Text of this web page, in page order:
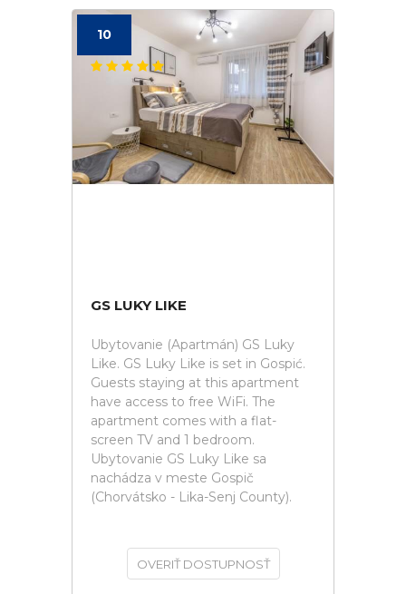
10
GS LUKY LIKE
Ubytovanie (Apartmán) GS Luky
Like. GS Luky Like is set in Gospić.
Guests staying at this apartment
have access to free WiFi. The
apartment comes with a flat-
screen TV and 1 bedroom.
Ubytovanie GS Luky Like sa
nachádza v meste Gospič
(Chorvátsko - Lika-Senj County).
OVERIŤ DOSTUPNOSŤ